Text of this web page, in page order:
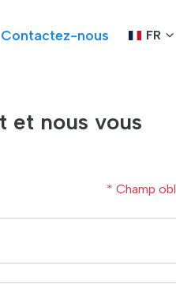
Contactez-nous FR
et nous vous
* Champ